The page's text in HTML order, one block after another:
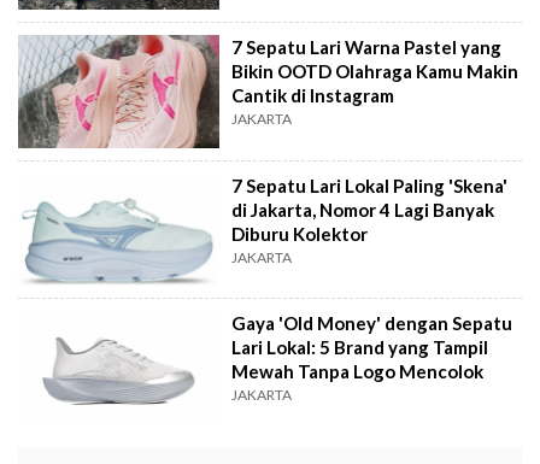
7 Sepatu Lari Warna Pastel yang
Bikin OOTD Olahraga Kamu Makin
Cantik di Instagram
JAKARTA
7 Sepatu Lari Lokal Paling 'Skena'
di Jakarta, Nomor 4 Lagi Banyak
Diburu Kolektor
JAKARTA
Gaya 'Old Money' dengan Sepatu
Lari Lokal: 5 Brand yang Tampil
Mewah Tanpa Logo Mencolok
JAKARTA